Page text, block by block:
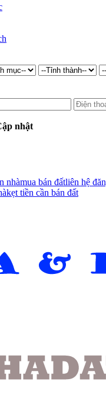
nhật
nhàmua bán đấtliên hệ
kẹt tiền cần bán đất